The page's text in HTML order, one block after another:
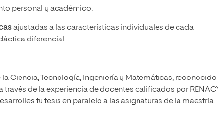
personal y académico.
ajustadas a las características individuales de cada
diferencial.
Ciencia, Tecnología, Ingeniería y Matemáticas, reconocido
través de la experiencia de docentes calificados por
tu tesis en paralelo a las asignaturas de la maestría.